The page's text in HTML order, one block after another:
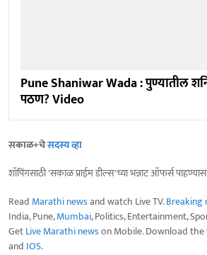
Pune Shaniwar Wada : पुण्यातील
पठण? Video
सकाळ+चेसदस्य व्हा
शॉपिंगसाठी 'सकाळ प्राईम डील्स'च्या भन्नाट ऑफर्स
Read Marathi newsand watch Live TV.Breaking
India, Pune,Mumbai, Politics, Entertainment,
GetLive Marathi newson Mobile. Download the
and IOS.